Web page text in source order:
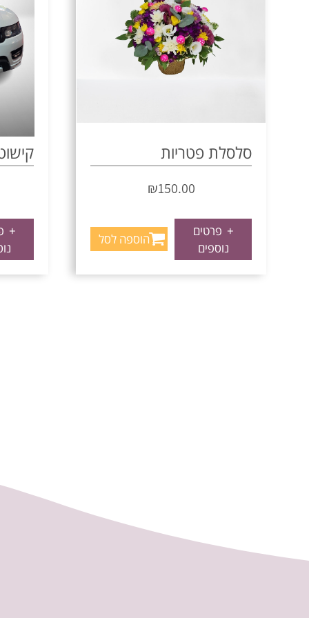
סלסלת פטריות
₪150.00
+ פרטים
נוספים
הוספה לסל
+